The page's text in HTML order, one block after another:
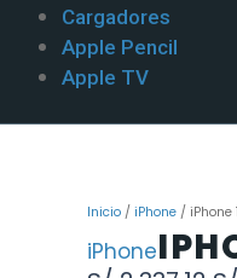
Cargadores
Apple Pencil
Apple TV
Inicio / iPhone / iPhone
iPhone